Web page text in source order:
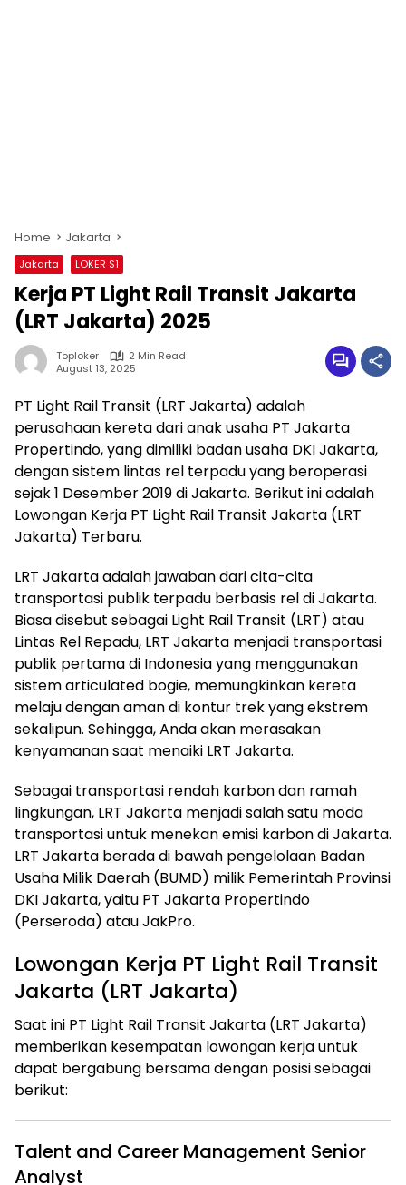
Home Jakarta
Jakarta LOKER S1
Kerja PT Light Rail Transit Jakarta
(LRT Jakarta) 2025
Toploker
2 Min Read
August 13, 2025
PT Light Rail Transit (LRT Jakarta) adalah
perusahaan kereta dari anak usaha PT Jakarta
Propertindo, yang dimiliki badan usaha DKI Jakarta,
dengan sistem lintas rel terpadu yang beroperasi
sejak 1 Desember 2019 di Jakarta. Berikut ini adalah
Lowongan Kerja PT Light Rail Transit Jakarta (LRT
Jakarta) Terbaru.
LRT Jakarta adalah jawaban dari cita-cita
transportasi publik terpadu berbasis rel di Jakarta.
Biasa disebut sebagai Light Rail Transit (LRT) atau
Lintas Rel Repadu, LRT Jakarta menjadi transportasi
publik pertama di Indonesia yang menggunakan
sistem articulated bogie, memungkinkan kereta
melaju dengan aman di kontur trek yang ekstrem
sekalipun. Sehingga, Anda akan merasakan
kenyamanan saat menaiki LRT Jakarta.
Sebagai transportasi rendah karbon dan ramah
lingkungan, LRT Jakarta menjadi salah satu moda
transportasi untuk menekan emisi karbon di Jakarta.
LRT Jakarta berada di bawah pengelolaan Badan
Usaha Milik Daerah (BUMD) milik Pemerintah Provinsi
DKI Jakarta, yaitu PT Jakarta Propertindo
(Perseroda) atau JakPro.
Lowongan Kerja PT Light Rail Transit
Jakarta (LRT Jakarta)
Saat ini PT Light Rail Transit Jakarta (LRT Jakarta)
memberikan kesempatan lowongan kerja untuk
dapat bergabung bersama dengan posisi sebagai
berikut:
Talent and Career Management Senior
Analyst